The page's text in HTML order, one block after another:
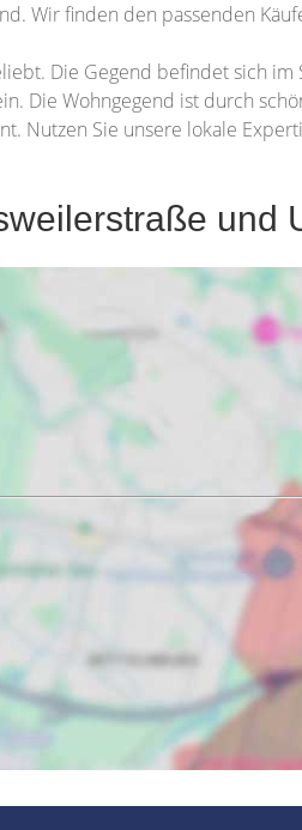
Wir finden den passenden
Die Gegend befindet sich
Die Wohngegend ist durch
Nutzen Sie unsere lokale
und